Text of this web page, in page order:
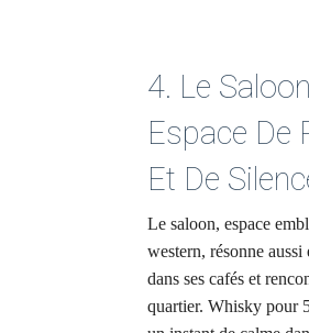
4. Le
Espace De
Et De
Le saloon, espace
western, résonne aussi
dans ses cafés et
quartier. Whisky pour